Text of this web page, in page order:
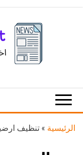
الرئيسية » تنظيف